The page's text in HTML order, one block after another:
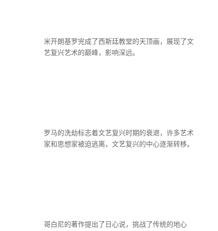
米开朗基罗完成了西斯廷教堂的天顶画，展现了文
艺复兴艺术的巅峰，影响深远。
罗马的洗劫标志着文艺复兴时期的衰退，许多艺术
家和思想家被迫逃离，文艺复兴的中心逐渐转移。
哥白尼的著作提出了日心说，挑战了传统的地心